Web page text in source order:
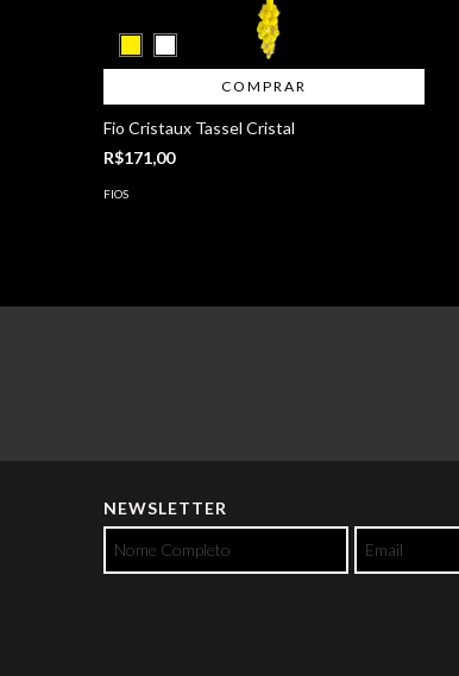
COMPRAR
Fio Cristaux Tassel Cristal
R$171,00
FIOS
NEWSLETTER